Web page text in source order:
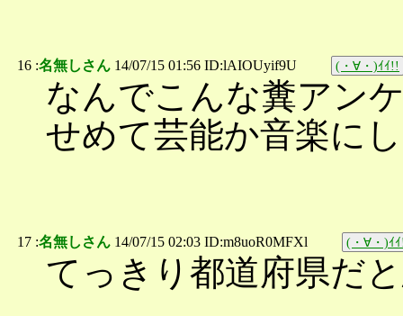
16 :名無しさん 14/07/15 01:56 ID:lAIOUyif9U (・∀・)ｲｲ!!
なんでこんな糞アン
せめて芸能か音楽に
17 :名無しさん 14/07/15 02:03 ID:m8uoR0MFXl (・∀・)ｲ
てっきり都道府県だ